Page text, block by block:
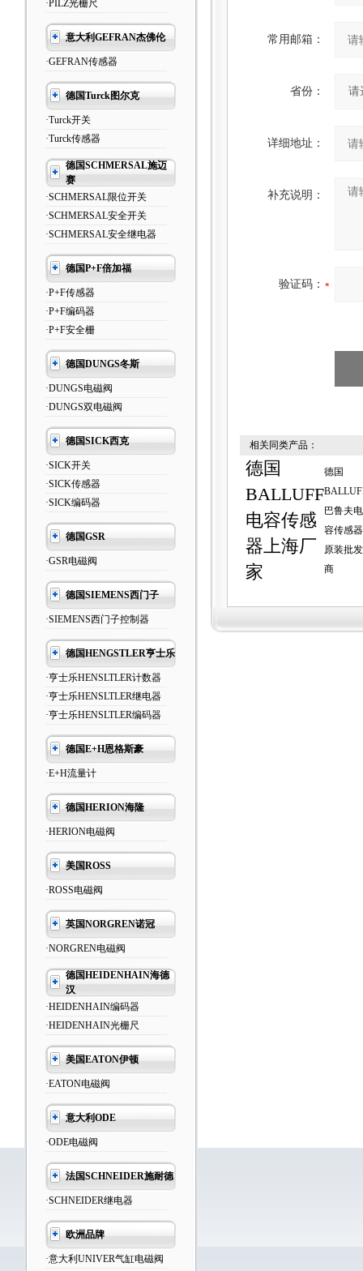
·PILZ光栅尺
意大利GEFRAN杰佛伦
·GEFRAN传感器
德国Turck图尔克
·Turck开关
·Turck传感器
德国SCHMERSAL施迈
赛
·SCHMERSAL限位开关
·SCHMERSAL安全开关
·SCHMERSAL安全继电器
德国P+F倍加福
·P+F传感器
·P+F编码器
·P+F安全栅
德国DUNGS冬斯
·DUNGS电磁阀
·DUNGS双电磁阀
德国SICK西克
·SICK开关
·SICK传感器
·SICK编码器
德国GSR
·GSR电磁阀
德国SIEMENS西门子
·SIEMENS西门子控制器
德国HENGSTLER亨士乐
·亨士乐HENSLTLER计数器
·亨士乐HENSLTLER继电器
·亨士乐HENSLTLER编码器
德国E+H恩格斯豪
·E+H流量计
德国HERION海隆
·HERION电磁阀
美国ROSS
·ROSS电磁阀
英国NORGREN诺冠
·NORGREN电磁阀
德国HEIDENHAIN海德
汉
·HEIDENHAIN编码器
·HEIDENHAIN光栅尺
美国EATON伊顿
·EATON电磁阀
意大利ODE
·ODE电磁阀
法国SCHNEIDER施耐德
·SCHNEIDER继电器
欧洲品牌
·意大利UNIVER气缸电磁阀
常用邮箱：
省份：
详细地址：
补充说明：
验证码：
相关同类产品：
德国
BALLUFF
电容传感
器上海厂
家
德国
巴鲁夫电
容传感器
原装批发
商